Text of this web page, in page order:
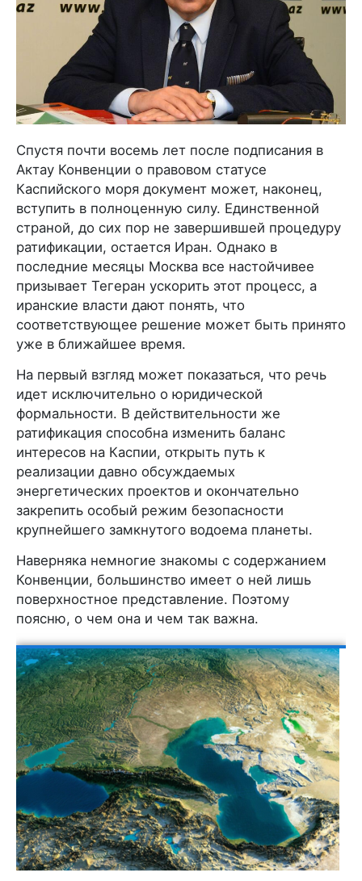
Спустя почти восемь лет после подписания в
Актау Конвенции о правовом статусе
Каспийского моря документ может, наконец,
вступить в полноценную силу. Единственной
страной, до сих пор не завершившей процедуру
ратификации, остается Иран. Однако в
последние месяцы Москва все настойчивее
призывает Тегеран ускорить этот процесс, а
иранские власти дают понять, что
соответствующее решение может быть принято
уже в ближайшее время.
На первый взгляд может показаться, что речь
идет исключительно о юридической
формальности. В действительности же
ратификация способна изменить баланс
интересов на Каспии, открыть путь к
реализации давно обсуждаемых
энергетических проектов и окончательно
закрепить особый режим безопасности
крупнейшего замкнутого водоема планеты.
Наверняка немногие знакомы с содержанием
Конвенции, большинство имеет о ней лишь
поверхностное представление. Поэтому
поясню, о чем она и чем так важна.